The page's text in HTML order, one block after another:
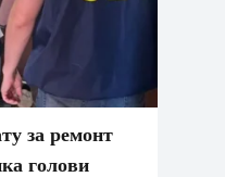
за ремонт
голови